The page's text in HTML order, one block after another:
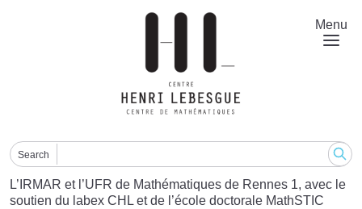
Menu
Search
L’IRMAR et l’UFR de Mathématiques de Rennes 1, avec le
soutien du labex CHL et de l’école doctorale MathSTIC